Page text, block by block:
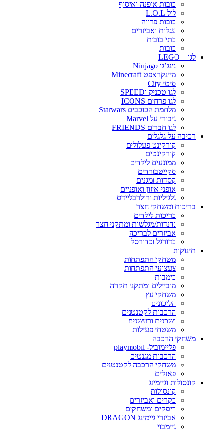
בובות אופנה ואיסוף
לול L.O.L
בובות פרווה
עגלות ואביזרים
בתי בובות
בובות
לגו – LEGO
נינג’גו Ninjago
מיינקראפט Minecraft
סיטי City
לגו טכניק וSPEED
לגו פרחים ICONS
מלחמת הכוכבים Starwars
גיבורי על Marvel
לגו חברים FRIENDS
רכיבה על גלגלים
קורקינט פעלולים
קורקינטים
ממונעים לילדים
סקייטבורדים
קסדות ומגנים
אופני איזון ואופניים
גלגיליות ורולרבליידס
בריכות ומשחקי חצר
בריכות לילדים
נדנדות/מגלשות ומתקני חצר
אביזרים לבריכה
כדורגל וכדורסל
תינוקות
משחקי התפתחות
צעצועי התפתחות
בימבות
מוביילים ומתקני תקרה
משחקי עץ
הליכונים
הרכבות לקטנטנים
נשכנים ורעשנים
משטחי פעילות
משחקי הרכבה
פליימוביל- playmobil
הרכבות מגנטים
משחקי הרכבה לקטנטנים
פאזלים
קונסולות וגיימינג
קונסולות
בקרים ואביזרים
דיסקים ומשחקים
אביזרי גיימינג DRAGON
גיימבוי